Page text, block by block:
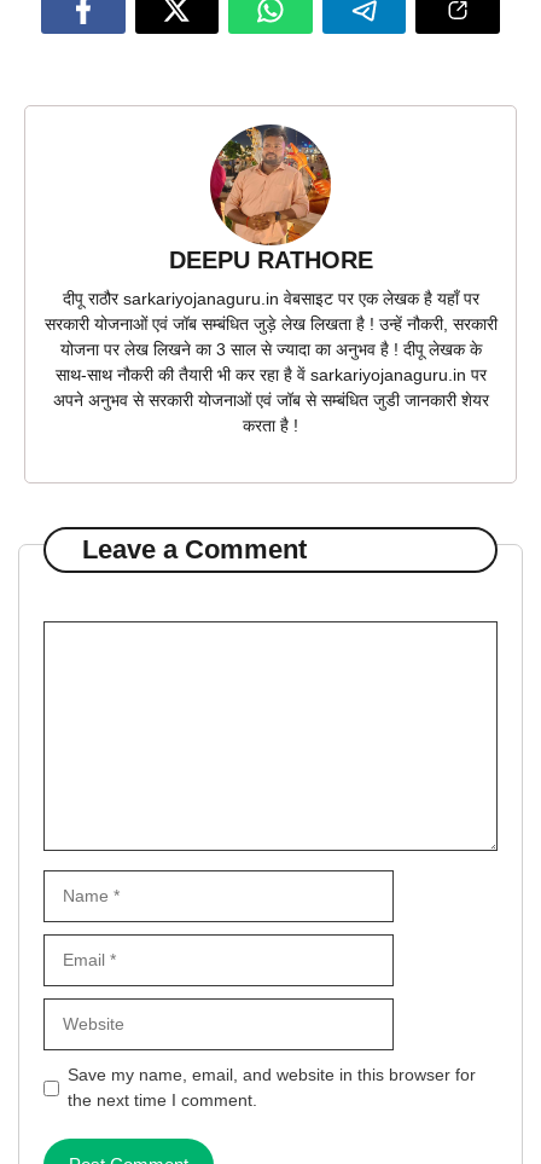
DEEPU RATHORE
दीपू राठौर sarkariyojanaguru.in वेबसाइट पर एक लेखक है यहाँ पर
सरकारी योजनाओं एवं जॉब सम्बंधित जुड़े लेख लिखता है ! उन्हें नौकरी, सरकारी
योजना पर लेख लिखने का 3 साल से ज्यादा का अनुभव है ! दीपू लेखक के
साथ-साथ नौकरी की तैयारी भी कर रहा है वें sarkariyojanaguru.in पर
अपने अनुभव से सरकारी योजनाओं एवं जॉब से सम्बंधित जुडी जानकारी शेयर
करता है !
Leave a Comment
Save my name, email, and website in this browser for
the next time I comment.